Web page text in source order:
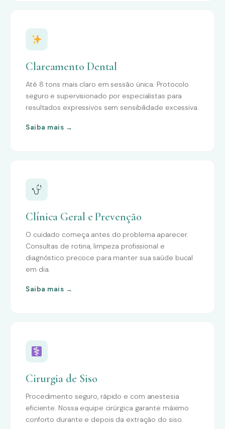
Clareamento Dental
Até 8 tons mais claro em sessão única. Protocolo
seguro e supervisionado por especialistas para
resultados expressivos sem sensibilidade excessiva.
Saiba mais →
Clínica Geral e Prevenção
O cuidado começa antes do problema aparecer.
Consultas de rotina, limpeza profissional e
diagnóstico precoce para manter sua saúde bucal
em dia.
Saiba mais →
Cirurgia de Siso
Procedimento seguro, rápido e com anestesia
eficiente. Nossa equipe cirúrgica garante máximo
conforto durante e depois da extração do siso.